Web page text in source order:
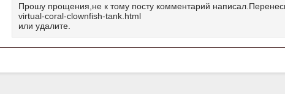
Прошу прощения,не к тому посту комментарий
virtual-coral-clownfish-tank.html
или удалите.